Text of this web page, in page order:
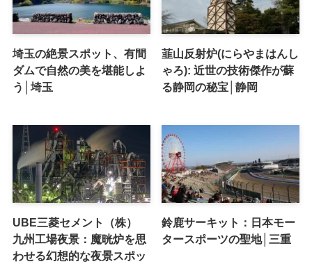
埼玉の絶景スポット、有間
ダムで自然の美を堪能しよ
う│埼玉
韮山反射炉(にらやまはんし
ゃろ): 近世の技術傑作が蘇
る静岡の秘宝│静岡
UBE三菱セメント（株）
九州工場夜景：魔晄炉を思
わせる幻想的な夜景スポッ
鈴鹿サーキット：日本モー
タースポーツの聖地│三重